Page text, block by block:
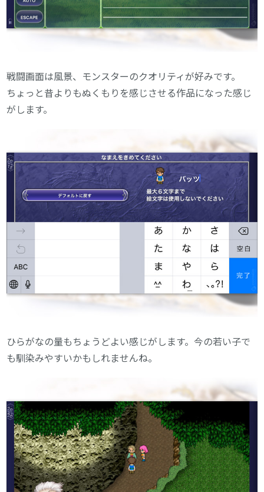
戦闘画面は風景、モンスターのクオリティが好みです。
ちょっと昔よりもぬくもりを感じさせる作品になった感じ
がします。
ひらがなの量もちょうどよい感じがします。今の若い子で
も馴染みやすいかもしれませんね。